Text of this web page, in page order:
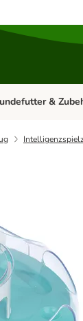
Menü
&